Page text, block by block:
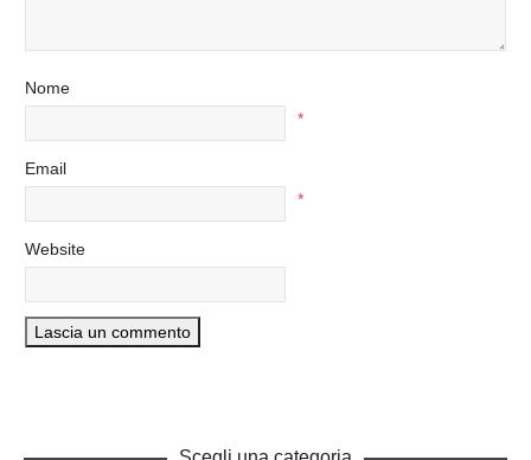
Nome
*
Email
*
Website